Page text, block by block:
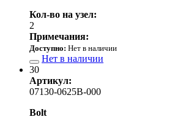
Кол-во на узел:
2
Примечания:
Доступно: Нет в наличии
Нет в наличии
30
Артикул:
07130-0625B-000
Bolt